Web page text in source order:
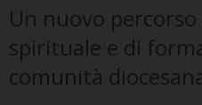
Un nuovo
spirituale e di
comunità